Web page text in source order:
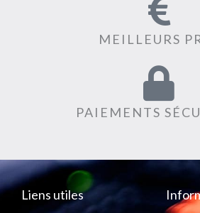
MEILLEURS
PAIEMENTS
Liens utiles